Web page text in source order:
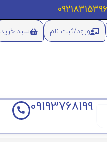
ورود/ثبت نام سبد خرید
09193768199